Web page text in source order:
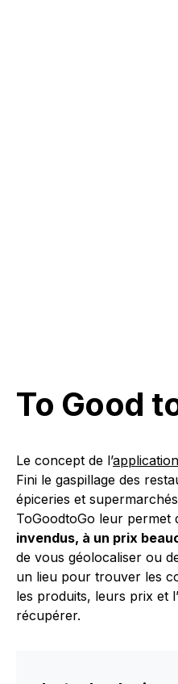
To Good
Le concept de l’
Fini le gaspillage des
épiceries et
ToGoodtoGo leur permet
invendus, à un prix
de vous géolocaliser ou
un lieu pour trouver les
les produits, leurs prix et
récupérer.